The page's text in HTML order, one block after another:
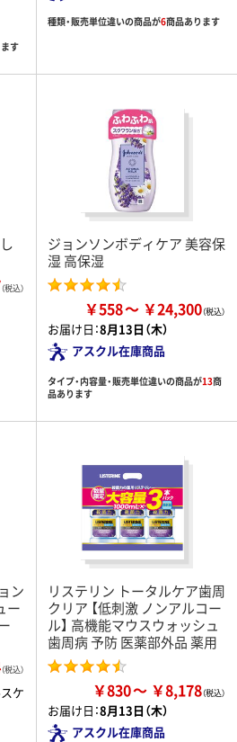
す
種類・販売単位違いの商品が6商品あります
（税込）
ジョンソンボディケア 美容保
湿 高保湿
￥558 ￥24,300
お届け日：8月13日（木）
アスクル在庫商品
タイプ・内容量・販売単位違いの商品が13商
品あります
ン
ー
（税込）
ケ
リステリン トータルケア歯周
クリア 【低刺激 ノンアルコー
ル】 高機能マウスウォッシュ
歯周病 予防 医薬部外品 薬用
￥830 ￥8,178
お届け日：8月13日（木）
アスクル在庫商品